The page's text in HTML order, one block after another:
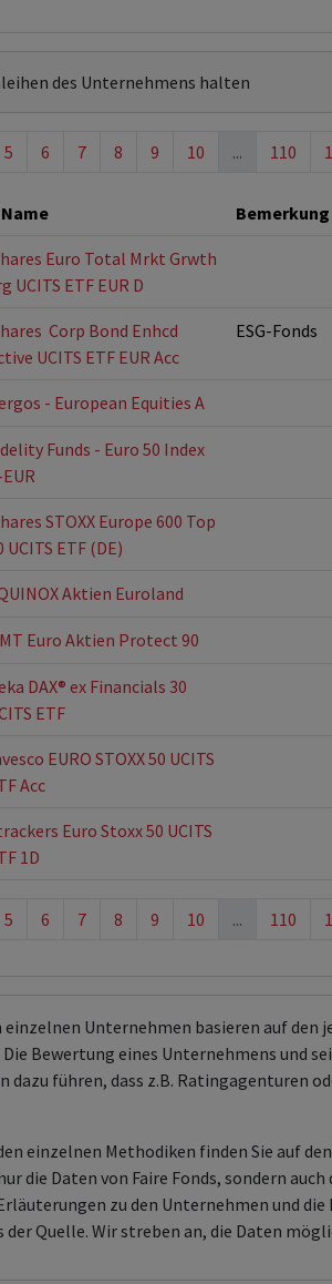
des Unternehmens halten
5 6 7 8 9 10 ... 110
Name Bemerkung
Euro Total Mrkt Grwth
UCITS ETF EUR D
 Corp Bond Enhcd
UCITS ETF EUR Acc
ESG-Fonds
- European Equities A
Funds - Euro 50 Index
STOXX Europe 600 Top
UCITS ETF (DE)
Aktien Euroland
Euro Aktien Protect 90
DAX® ex Financials 30
ETF
EURO STOXX 50 UCITS
Acc
Euro Stoxx 50 UCITS
1D
5 6 7 8 9 10 ... 110
einzelnen Unternehmen basieren auf
Bewertung eines Unternehmens und
dazu führen, dass z.B. Ratingagenturen
einzelnen Methodiken finden Sie auf
die Daten von Faire Fonds, sondern
zu den Unternehmen und
Quelle. Wir streben an, die Daten